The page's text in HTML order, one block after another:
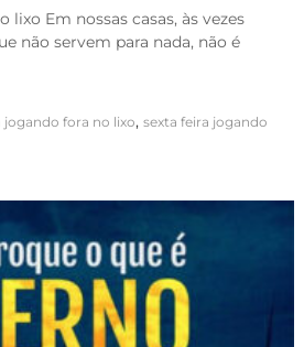
lixo Em nossas casas, às vezes
não servem para nada, não é
jogando fora no lixo, sexta feira jogando